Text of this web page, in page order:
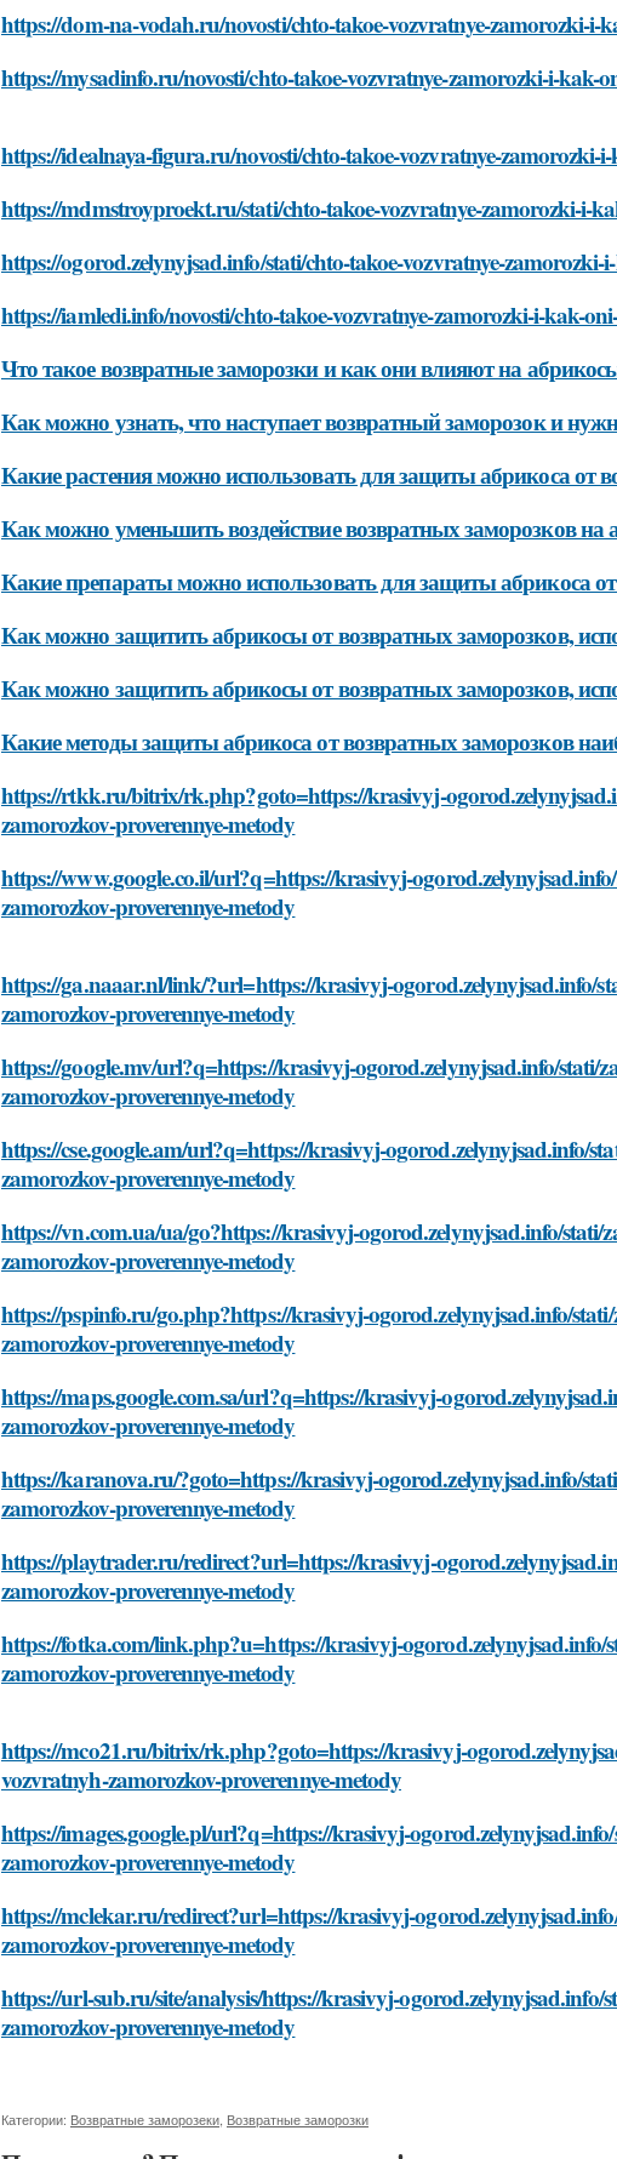
https://dom-na-vodah.ru/novosti/chto-takoe-vozvratnye-zamorozki-
https://mysadinfo.ru/novosti/chto-takoe-vozvratnye-zamorozki-i-kak-
https://idealnaya-figura.ru/novosti/chto-takoe-vozvratnye-
https://mdmstroyproekt.ru/stati/chto-takoe-vozvratnye-zamorozki-i-
https://ogorod.zelynyjsad.info/stati/chto-takoe-vozvratnye-
https://iamledi.info/novosti/chto-takoe-vozvratnye-zamorozki-i-kak-
Что такое возвратные заморозки и как они влияют на
Как можно узнать, что наступает возвратный заморозок и
Какие растения можно использовать для защиты абрикоса от
Как можно уменьшить воздействие возвратных заморозков на
Какие препараты можно использовать для защиты абрикоса
Как можно защитить абрикосы от возвратных заморозков,
Как можно защитить абрикосы от возвратных заморозков,
Какие методы защиты абрикоса от возвратных заморозков
https://rtkk.ru/bitrix/rk.php?goto=https://krasivyj-
zamorozkov-proverennye-metody
https://www.google.co.il/url?q=https://krasivyj-
zamorozkov-proverennye-metody
https://ga.naaar.nl/link/?url=https://krasivyj-ogorod.zelynyjsad.info/
zamorozkov-proverennye-metody
https://google.mv/url?q=https://krasivyj-ogorod.zelynyjsad.info/stati/
zamorozkov-proverennye-metody
https://cse.google.am/url?q=https://krasivyj-ogorod.zelynyjsad.info/
zamorozkov-proverennye-metody
https://vn.com.ua/ua/go?https://krasivyj-ogorod.zelynyjsad.info/stati/
zamorozkov-proverennye-metody
https://pspinfo.ru/go.php?https://krasivyj-ogorod.zelynyjsad.info/
zamorozkov-proverennye-metody
https://maps.google.com.sa/url?q=https://krasivyj-
zamorozkov-proverennye-metody
https://karanova.ru/?goto=https://krasivyj-ogorod.zelynyjsad.info/
zamorozkov-proverennye-metody
https://playtrader.ru/redirect?url=https://krasivyj-
zamorozkov-proverennye-metody
https://fotka.com/link.php?u=https://krasivyj-ogorod.zelynyjsad.info/
zamorozkov-proverennye-metody
https://mco21.ru/bitrix/rk.php?goto=https://krasivyj-
vozvratnyh-zamorozkov-proverennye-metody
https://images.google.pl/url?q=https://krasivyj-
zamorozkov-proverennye-metody
https://mclekar.ru/redirect?url=https://krasivyj-
zamorozkov-proverennye-metody
https://url-sub.ru/site/analysis/https://krasivyj-ogorod.zelynyjsad.info/
zamorozkov-proverennye-metody
Категории: Возвратные заморозеки Возвратные заморозки